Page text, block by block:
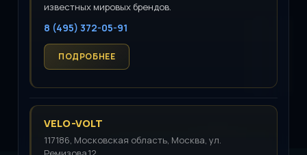
известных мировых брендов.
8 (495) 372-05-91
VELO-VOLT
117186, Московская область, Москва, ул.